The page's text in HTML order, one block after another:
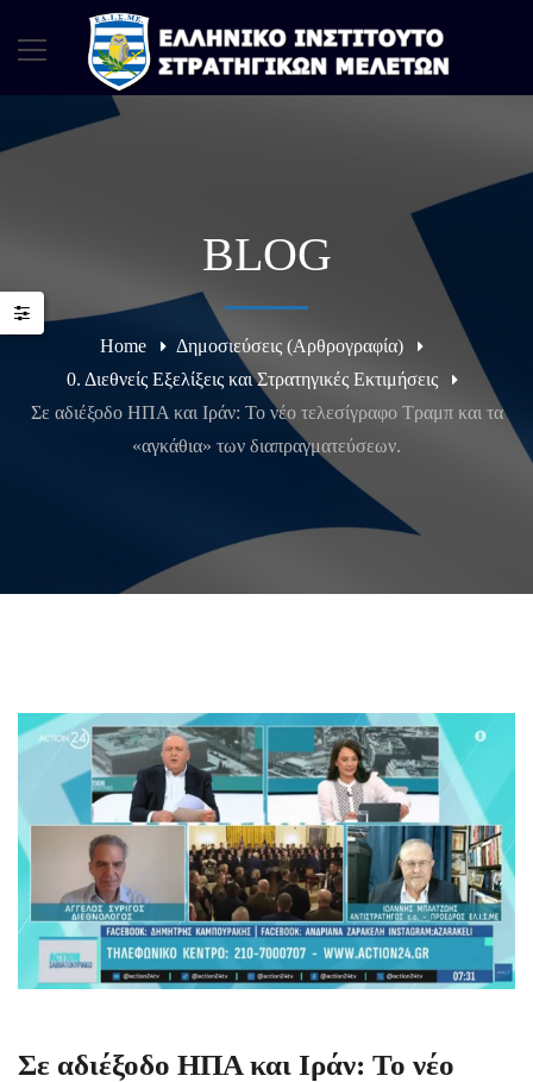
BLOG
Home
Δημοσιεύσεις (Αρθρογραφία)
0. Διεθνείς Εξελίξεις και Στρατηγικές Εκτιμήσεις
Σε αδιέξοδο ΗΠΑ και Ιράν: Το νέο τελεσίγραφο Τραμπ και τα
«αγκάθια» των διαπραγματεύσεων.
Σε αδιέξοδο ΗΠΑ και Ιράν: Το νέο